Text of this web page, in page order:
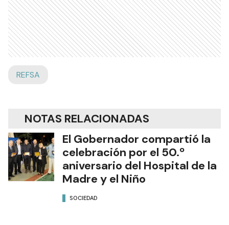
REFSA
NOTAS RELACIONADAS
El Gobernador compartió la
celebración por el 50.º
aniversario del Hospital de la
Madre y el Niño
SOCIEDAD